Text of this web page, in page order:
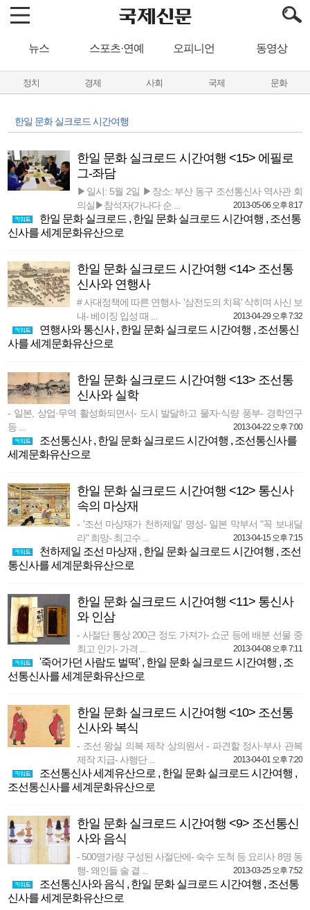
뉴스 스포츠·연예 오피니언 동영상
정치 경제 사회 국제 문화
한일 문화 실크로드 시간여행
한일 문화 실크로드 시간여행 <15> 에필로
그-좌담
▶일시: 5월 2일 ▶장소: 부산 동구 조선통신사 역사관 회
의실▶참석자(가나다 순 ...
2013-05-06 오후 8:17
한일 문화 실크로드 , 한일 문화 실크로드 시간여행 , 조선통
신사를 세계문화유산으로
한일 문화 실크로드 시간여행 <14> 조선통
신사와 연행사
# 사대정책에 따른 연행사- '삼전도의 치욕' 삭히며 사신 보
내- 베이징 입성 때 ...
2013-04-29 오후 7:32
연행사와 통신사, 한일 문화 실크로드 시간여행 , 조선통신
사를 세계문화유산으로
한일 문화 실크로드 시간여행 <13> 조선통
신사와 실학
- 일본, 상업·무역 활성화되면서- 도시 발달하고 물자·식량 풍부- 경학연구
등 ...
2013-04-22 오후 7:00
조선통신사, 한일 문화 실크로드 시간여행 , 조선통신사를
세계문화유산으로
한일 문화 실크로드 시간여행 <12> 통신사
속의 마상재
- '조선 마상재가 천하제일' 명성- 일본 막부서 "꼭 보내달
라" 희망- 최고수 ...
2013-04-15 오후 7:15
천하제일 조선 마상재 , 한일 문화 실크로드 시간여행 , 조선
통신사를 세계문화유산으로
한일 문화 실크로드 시간여행 <11> 통신사
와 인삼
- 사절단 통상 200근 정도 가져가- 쇼군 등에 배분 선물 중
최고 인기- 가격 ...
2013-04-08 오후 7:11
'죽어가던 사람도 벌떡', 한일 문화 실크로드 시간여행 , 조
선통신사를 세계문화유산으로
한일 문화 실크로드 시간여행 <10> 조선통
신사와 복식
- 조선 왕실 의복 제작 상의원서 - 파견할 정사·부사 관복
제작 지급- 사행단 ...
2013-04-01 오후 7:20
조선통신사 세계유산으로 , 한일 문화 실크로드 시간여행 ,
조선통신사를 세계문화유산으로
한일 문화 실크로드 시간여행 <9> 조선통신
사와 음식
- 500명가량 구성된 사절단에- 숙수 도척 등 요리사 8명 동
행- 왜인들 술 곁 ...
2013-03-25 오후 7:52
조선통신사와 음식 , 한일 문화 실크로드 시간여행 , 조선통
신사를 세계문화유산으로